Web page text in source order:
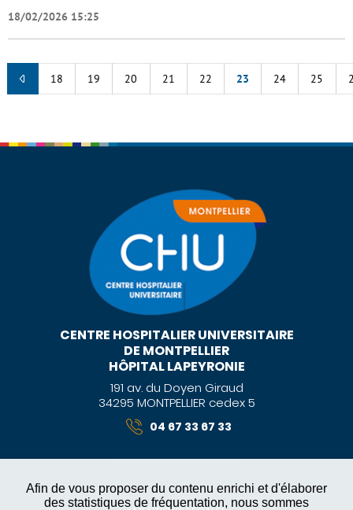
Afin de vous proposer du contenu enrichi et d'élaborer
des statistiques de fréquentation, nous sommes
18/02/2026 15:25
18 19 20 21 22 23 24 25
CENTRE HOSPITALIER UNIVERSITAIRE
DE MONTPELLIER
HÔPITAL LAPEYRONIE
191 av. du Doyen Giraud
34295 MONTPELLIER cedex 5
04 67 33 67 33